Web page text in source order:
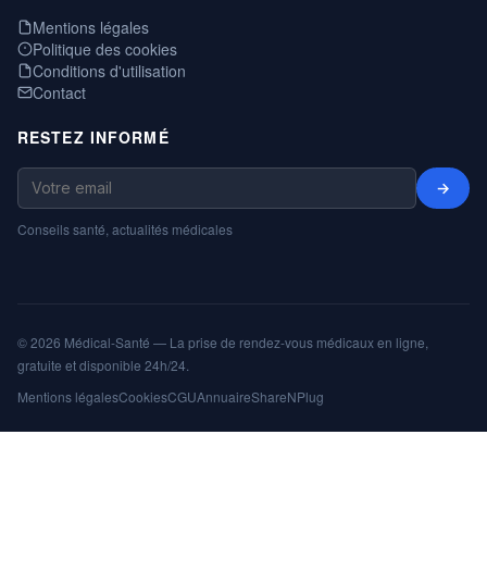
Mentions légales
Politique des cookies
Conditions d'utilisation
Contact
RESTEZ INFORMÉ
→
Conseils santé, actualités médicales
© 2026 Médical-Santé — La prise de rendez-vous médicaux en ligne,
gratuite et disponible 24h/24.
Mentions légalesCookiesCGUAnnuaireShareNPlug